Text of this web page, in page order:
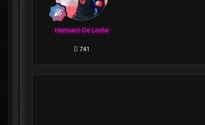
Hermano De Leche
741